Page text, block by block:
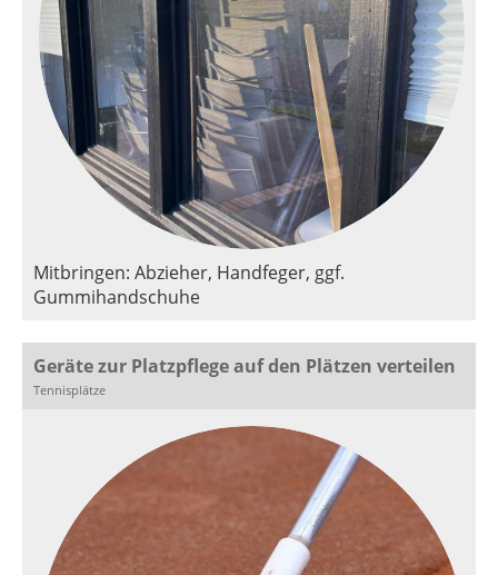
Mitbringen: Abzieher, Handfeger, ggf.
Gummihandschuhe
Geräte zur Platzpflege auf den Plätzen verteilen
Tennisplätze